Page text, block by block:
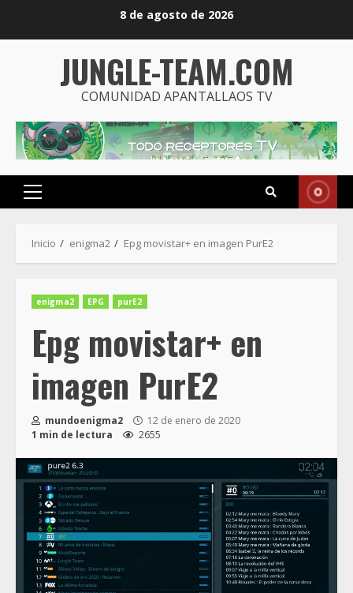
8 de agosto de 2026
JUNGLE-TEAM.COM
COMUNIDAD APANTALLAOS TV
Menú
Inicio enigma2 Epg movistar+ en imagen PurE2
enigma2 EPG purE2
Epg movistar+ en
imagen PurE2
mundoenigma2
12 de enero de 2020
1 min de lectura
2655